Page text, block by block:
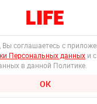
соглашаетесь с
Персональных данных и
в данной Политике.
ОК